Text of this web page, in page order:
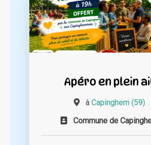
Apéro en plein
à Capinghem (59)
Commune de